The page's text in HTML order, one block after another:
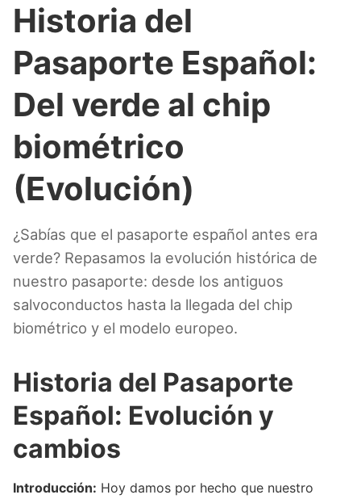
Historia del
Pasaporte Español:
Del verde al chip
biométrico
(Evolución)
¿Sabías que el pasaporte español antes era
verde? Repasamos la evolución histórica de
nuestro pasaporte: desde los antiguos
salvoconductos hasta la llegada del chip
biométrico y el modelo europeo.
Historia del Pasaporte
Español: Evolución y
cambios
Introducción: Hoy damos por hecho que nuestro